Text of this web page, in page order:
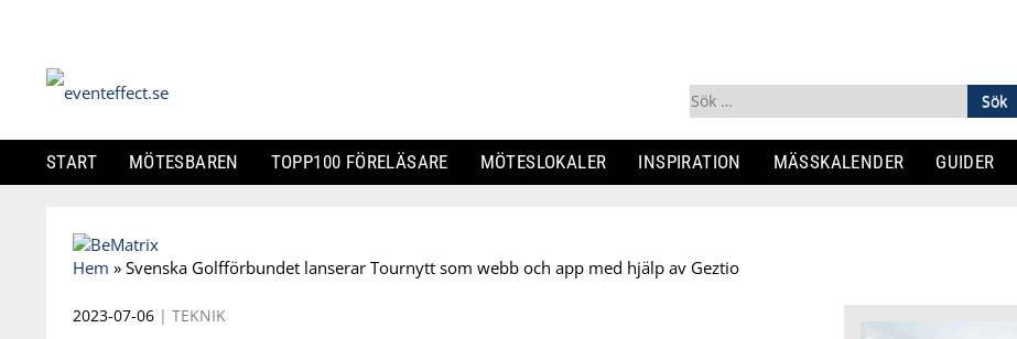
Sök
efter:
START MÖTESBAREN TOPP100 FÖRELÄSARE MÖTESLOKALER INSPIRATION MÄSSKALENDER GUIDER
Skip
to
Hem » Svenska Golfförbundet lanserar Tournytt som webb och app med hjälp av Geztio
2023-07-06 | TEKNIK